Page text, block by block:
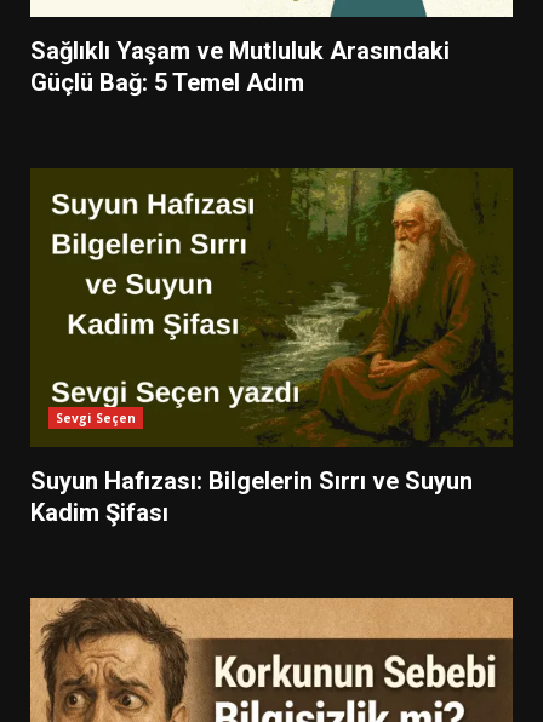
Sağlıklı Yaşam ve Mutluluk Arasındaki
Güçlü Bağ: 5 Temel Adım
Sevgi Seçen
Suyun Hafızası: Bilgelerin Sırrı ve Suyun
Kadim Şifası